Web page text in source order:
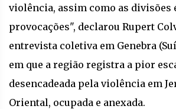
violência, assim como as divisões
provocações", declarou Rupert
entrevista coletiva em Genebra
em que a região registra a pior
desencadeada pela violência em
Oriental, ocupada e anexada.